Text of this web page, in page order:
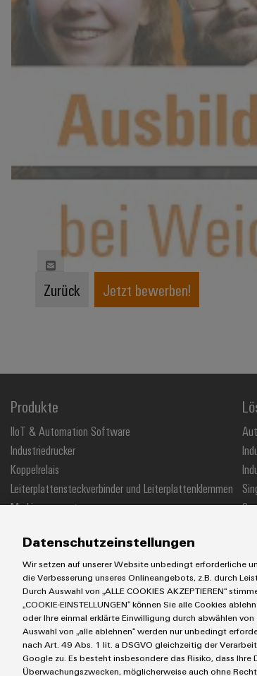
Zurück Jetzt bewerben!
Produkte
IIoT & Automation Software
Industriedrucker
Koppelrelais
Leiterplattensteckverbinder und Leiterplattenklemmen
Markierungssysteme
Stromversorgungen
AGB Impressum Einkaufs- /
Weidmüller GmbH & Co KG
Klingenbergstraße 26
Datenschutzeinstellungen
Wir setzen auf unserer Website unbedingt erforderliche
die Verbesserung unseres Onlineangebots, z.B. durch
Durch Auswahl von „ALLE COOKIES AKZEPTIEREN“
„COOKIE-EINSTELLUNGEN“ können Sie alle Cookies
oder Ihre einmal erklärte Einwilligung durch abwählen
Auswahl von „alle ablehnen“ werden nur unbedingt
nach Art. 49 Abs. 1 lit. a DSGVO gleichzeitig der
Google zu. Es besteht insbesondere das Risiko, dass Ihre
Überwachungszwecken, möglicherweise auch ohne